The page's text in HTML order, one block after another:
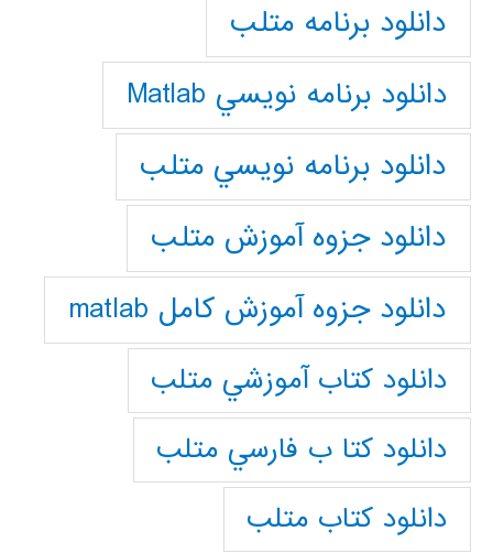
دانلود برنامه متلب
دانلود برنامه نويسي Matlab
دانلود برنامه نويسي متلب
دانلود جزوه آموزش متلب
دانلود جزوه آموزش کامل matlab
دانلود كتاب آموزشي متلب
دانلود كتا ب فارسي متلب
دانلود كتاب متلب